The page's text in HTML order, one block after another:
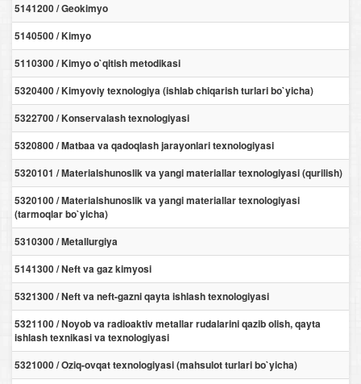
5141200 / Geokimyo
5140500 / Kimyo
5110300 / Kimyo o`qitish metodikasi
5320400 / Kimyoviy texnologiya (ishlab chiqarish turlari bo`yicha)
5322700 / Konservalash texnologiyasi
5320800 / Matbaa va qadoqlash jarayonlari texnologiyasi
5320101 / Materialshunoslik va yangi materiallar texnologiyasi (qurilish)
5320100 / Materialshunoslik va yangi materiallar texnologiyasi
(tarmoqlar bo`yicha)
5310300 / Metallurgiya
5141300 / Neft va gaz kimyosi
5321300 / Neft va neft-gazni qayta ishlash texnologiyasi
5321100 / Noyob va radioaktiv metallar rudalarini qazib olish, qayta
ishlash texnikasi va texnologiyasi
5321000 / Oziq-ovqat texnologiyasi (mahsulot turlari bo`yicha)